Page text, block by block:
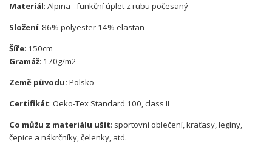
Materiál: Alpina - funkční úplet z rubu počesaný
Složení: 86% polyester 14% elastan
Šíře: 150cm
Gramáž: 170g/m2
Země původu: Polsko
Certifikát: Oeko-Tex Standard 100, class II
Co můžu z materiálu ušít: sportovní oblečení, kraťasy, legíny,
čepice a nákrčníky, čelenky, atd.